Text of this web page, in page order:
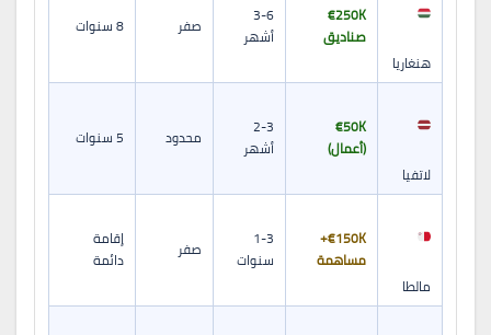
هنغاريا
€250K
صناديق
3-6
أشهر
صفر 8 سنوات
لاتفيا
€50K
(أعمال)
2-3
أشهر
محدود 5 سنوات
مالطا
€150K+
مساهمة
1-3
سنوات
صفر
إقامة
دائمة